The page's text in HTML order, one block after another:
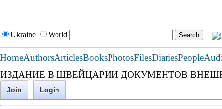
Ukraine World
HomeAuthorsArticlesBooksPhotosFilesDiariesPeople
ИЗДАНИЕ В ШВЕЙЦАРИИ ДОКУМЕНТОВ
Join Login